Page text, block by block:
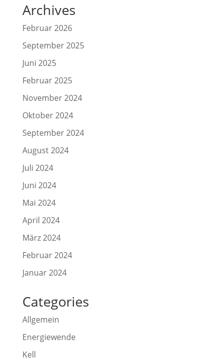
Archives
Februar 2026
September 2025
Juni 2025
Februar 2025
November 2024
Oktober 2024
September 2024
August 2024
Juli 2024
Juni 2024
Mai 2024
April 2024
März 2024
Februar 2024
Januar 2024
Categories
Allgemein
Energiewende
Kell